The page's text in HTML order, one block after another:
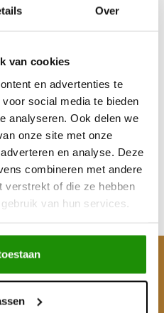
Over
van cookies
en advertenties te
social media te bieden
analyseren. Ook delen we
onze site met onze
en analyse. Deze
combineren met andere
verstrekt of die ze hebben
van hun services.